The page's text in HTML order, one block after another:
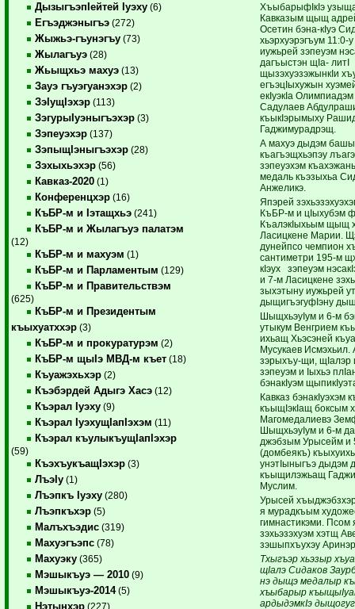
ДызыгъэпIейтей Iуэху (6)
Егъэджэныгъэ (272)
Жыжьэ-гъунэгъу (73)
Жылагъуэ (28)
Жьыщхьэ махуэ (13)
Зауэ гъуэгуанэхэр (2)
ЗэIущIэхэр (113)
ЗэгурыIуэныгъэхэр (3)
Зэпеуэхэр (137)
ЗэпыщIэныгъэхэр (28)
Зэхыхьэхэр (56)
Кавказ-2020 (1)
Конференцхэр (16)
КъБР-м и Iэтащхьэ (241)
КъБР-м и Жылагъуэ палатэм
(12)
КъБР-м и махуэм (1)
КъБР-м и Парламентым (129)
КъБР-м и Правительствэм
(625)
КъБР-м и Президентым
къыхуатххэр (3)
КъБР-м и прокуратурэм (2)
КъБР-м щыIэ МВД-м къет (18)
Къуажэхьхэр (2)
Къэбэрдей Адыгэ Хасэ (12)
Къэрал Iуэху (9)
Къэрал IуэхущIапIэхэм (11)
Къэрал къулыкъущIапIэхэр
(59)
КъэхъукъащIэхэр (3)
ЛъэIу (1)
Лъэпкъ Iуэху (280)
Лъэпкъхэр (5)
Малъхъэдис (319)
Махуэгъэпс (78)
Махуэку (365)
Мэшыкъуэ — 2010 (9)
Мэшыкъуэ-2014(5)
Нэтынхэр (227)
ХъыбарыфIкIэ
Кавказым щыщ
Осетин бэна-кIуэ
хьэрхуэрэгъум 11:0-
иужьрей зэпеуэм
дагъыстэн щIа- литI
щызэхуэзэжынкIи
егъэцIыхужын
екIуэкIа
Садулаев
къыкIэрымыху
Гаджимурадрэщ.
А махуэ дыдэм
къагъэщхьэпэу
зэпеуэхэм
медаль къэзыхьа
Анжеликэ.
Япэрей
КъБР-м и цIыхубэм
КъалэкIыхьым щыщ
Ласицкене Марии.
дунейпсо чемпион
сантиметри 195-м
кIэух зэпеуэм
и 7-м Ласицкене
зыхэтыну иужьрей
дыщигъэгуфIэну
ШыщхьэуIум и 6-м
утыкум Венгрием
ихьащ Хьэсэней
Мусукаев Исмэхьил.
зэрыхъу-щи, щIалэр
зэпеуэм и Iыхьэ
бэнакIуэм
Кавказ бэнакIуэхэм
къыщIэкIащ боксым
Магомедалиевэ
ШыщхьэуIум и 6-м
джэбзым Урысейм и
(домбеякъ)
унэтIыныгъэ дыдэм
къыщилэжьащ
Муслим.
Урысей
я мурадкъым
гимнастикэми. Псом
зэхьэзэхуэм хэтщ
зэшыпхъухэу
Тхыгъэр хьэзыр
щIалэ Сидаков
нэ дыщэ медалыр
хъыбарыр
ардыдэмкIэ